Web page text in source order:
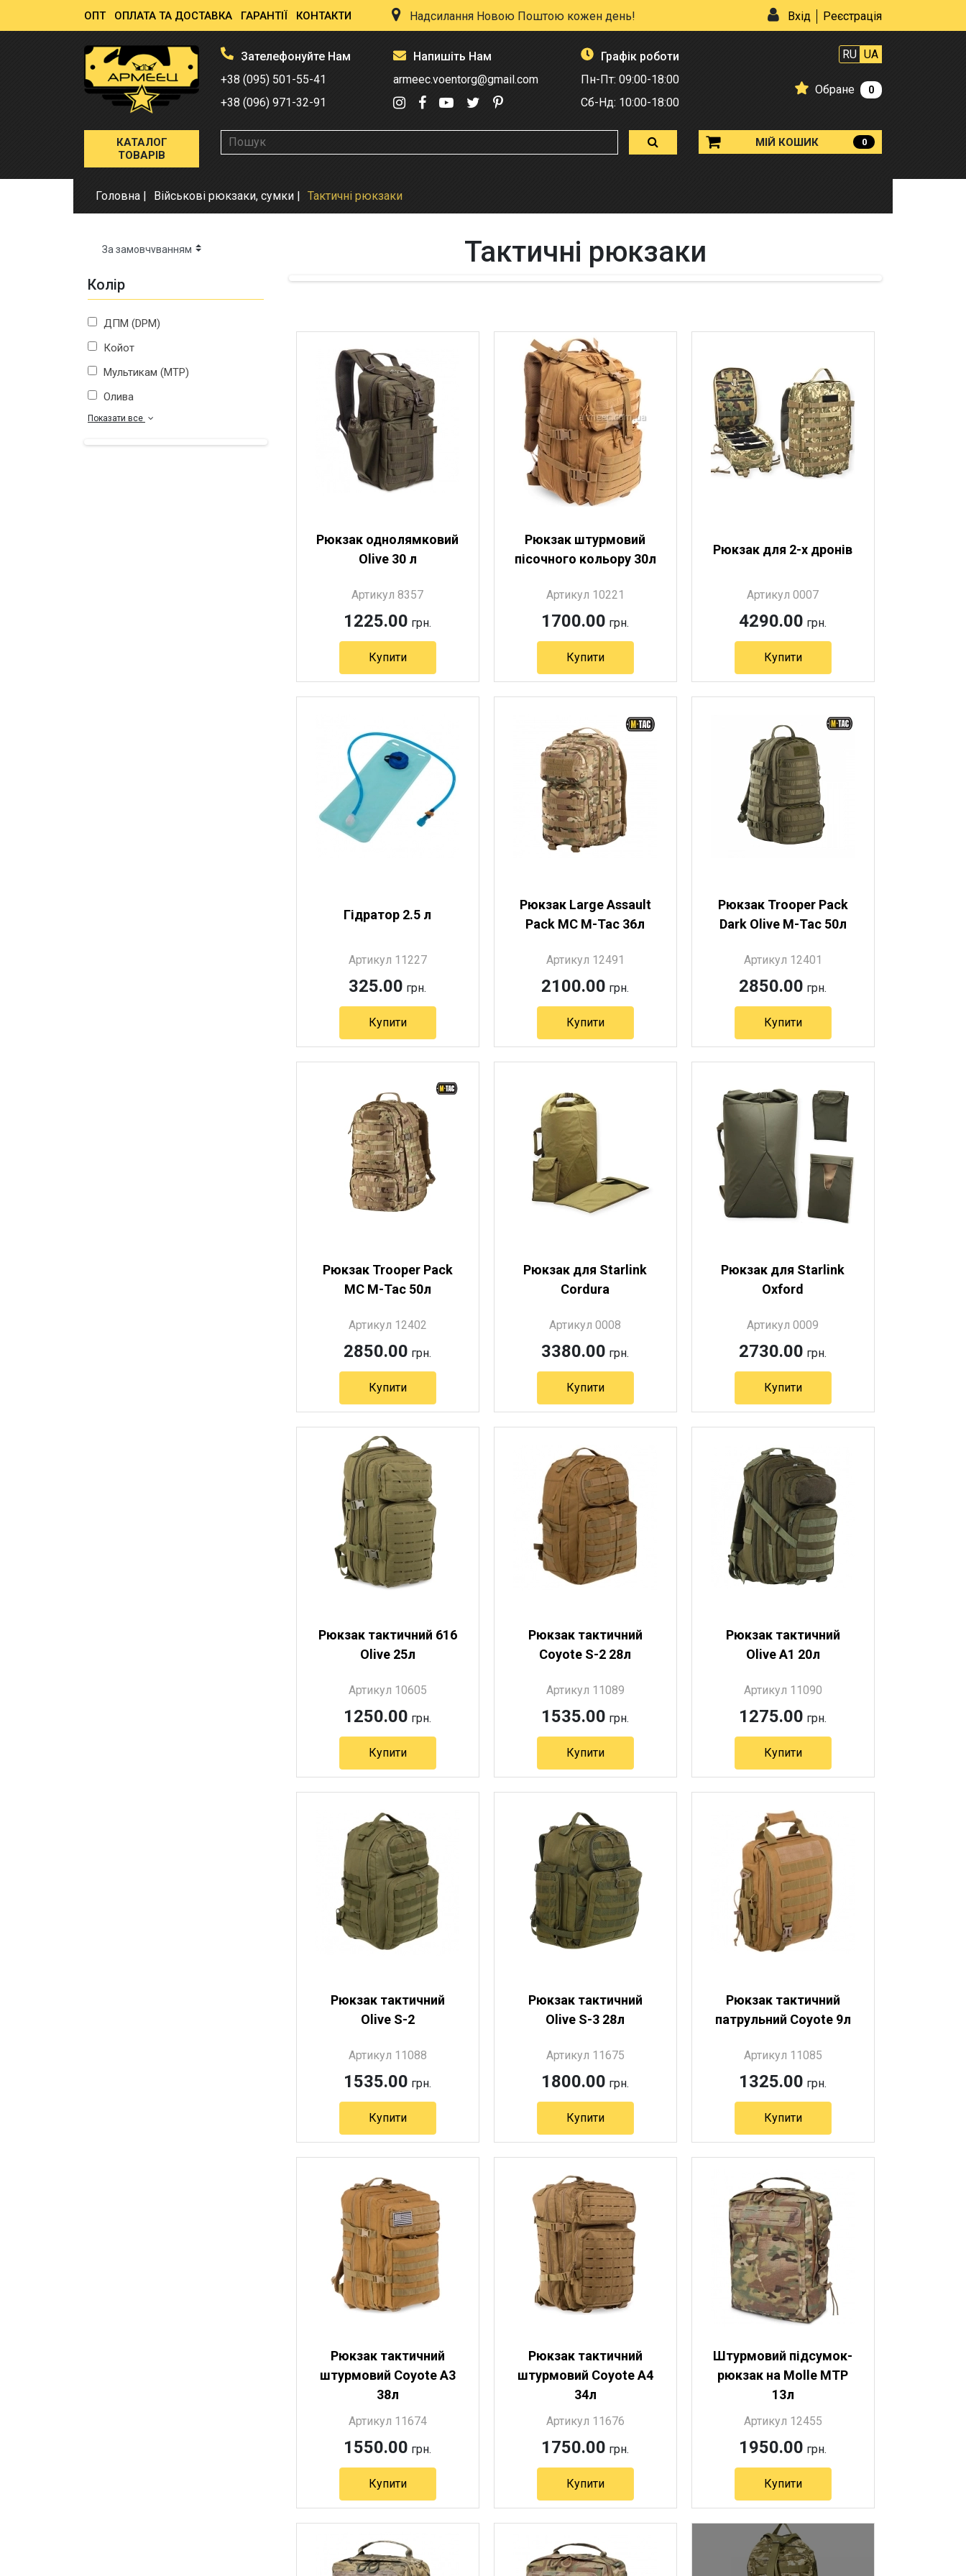
ОПТ ОПЛАТА ТА ДОСТАВКА ГАРАНТІЇ КОНТАКТИ Надсилання Новою Поштою кожен день! Вхід Реєстрація
Зателефонуйте Нам
+38 (095) 501-55-41
+38 (096) 971-32-91
Напишіть Нам
armeec.voentorg@gmail.com
Графік роботи
Пн-Пт: 09:00-18:00
Сб-Нд: 10:00-18:00
RU UA
Обране 0
КАТАЛОГ
ТОВАРІВ
МІЙ КОШИК 0
Головна Військові рюкзаки, сумки Тактичні рюкзаки
Колір
ДПМ (DPM)
Койот
Мультикам (MTP)
Олива
Показати все
Тактичні рюкзаки
Рюкзак однолямковий
Olive 30 л
Артикул 8357
1225.00 грн.
Купити
Рюкзак штурмовий
пісочного кольору 30л
Артикул 10221
1700.00 грн.
Купити
Рюкзак для 2-х дронів
Артикул 0007
4290.00 грн.
Купити
Гідратор 2.5 л
Артикул 11227
325.00 грн.
Купити
Рюкзак Large Assault
Pack MC M-Tac 36л
Артикул 12491
2100.00 грн.
Купити
Рюкзак Trooper Pack
Dark Olive M-Tac 50л
Артикул 12401
2850.00 грн.
Купити
Рюкзак Trooper Pack
MC M-Tac 50л
Артикул 12402
2850.00 грн.
Купити
Рюкзак для Starlink
Cordura
Артикул 0008
3380.00 грн.
Купити
Рюкзак для Starlink
Oxford
Артикул 0009
2730.00 грн.
Купити
Рюкзак тактичний 616
Olive 25л
Артикул 10605
1250.00 грн.
Купити
Рюкзак тактичний
Coyote S-2 28л
Артикул 11089
1535.00 грн.
Купити
Рюкзак тактичний
Olive A1 20л
Артикул 11090
1275.00 грн.
Купити
Рюкзак тактичний
Olive S-2
Артикул 11088
1535.00 грн.
Купити
Рюкзак тактичний
Olive S-3 28л
Артикул 11675
1800.00 грн.
Купити
Рюкзак тактичний
патрульний Coyote 9л
Артикул 11085
1325.00 грн.
Купити
Рюкзак тактичний
штурмовий Coyote А3
38л
Артикул 11674
1550.00 грн.
Купити
Рюкзак тактичний
штурмовий Coyote А4
34л
Артикул 11676
1750.00 грн.
Купити
Штурмовий підсумок-
рюкзак на Molle MTP
13л
Артикул 12455
1950.00 грн.
Купити